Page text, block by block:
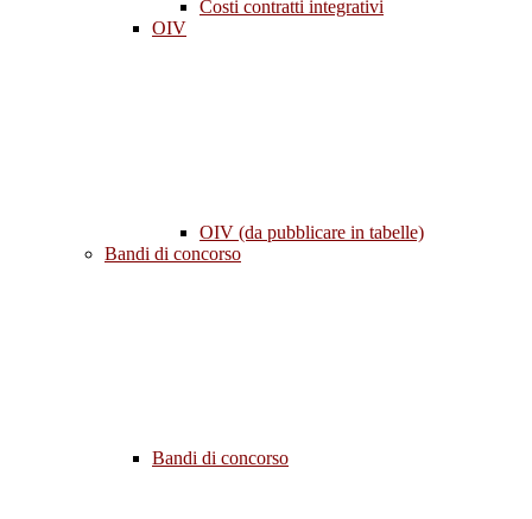
Costi contratti integrativi
OIV
OIV (da pubblicare in tabelle)
Bandi di concorso
Bandi di concorso